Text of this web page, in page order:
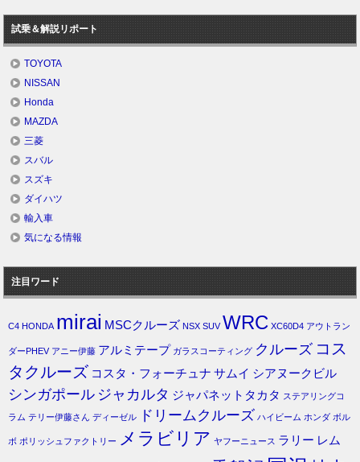
試乗＆解説リポート
TOYOTA
NISSAN
Honda
MAZDA
三菱
スバル
スズキ
ダイハツ
輸入車
気になる情報
注目ワード
C4 HONDA mirai MSCクルーズ NSX SUV WRC XC60D4 アウトラン
ダーPHEV アニー伊藤 アルミテープ ガラスコーティング クルーズ コス
タクルーズ コスタ・フォーチュナ サムイ シアヌークビル
シンガポール ジャカルタ ジャパネットタカタ ステアリングコ
ラム テリー伊藤さん ディーゼル ドリームクルーズ ハイビーム ホンダ ボル
ボ ポリッシュファクトリー メラビリア ヤフーニュース ラリー レム